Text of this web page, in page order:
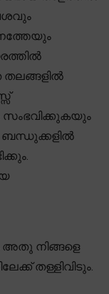
തലങ്ങളിൽ
സംഭവിക്കുകയും
ബന്ധുക്കളിൽ
നിങ്ങളെ
തള്ളിവിടും.